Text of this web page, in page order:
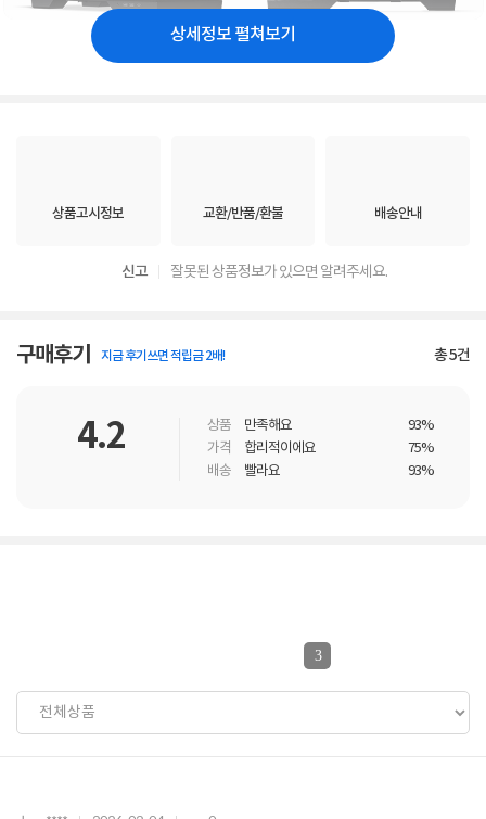
상세정보 펼쳐보기
상품고시정보 교환/반품/환불 배송안내
신고 잘못된 상품정보가 있으면 알려주세요.
구매후기 지금 후기쓰면 적립금 2배! 총5건
4.2 상품 만족해요
93%
가격
합리적이에요
75%
배송
빨라요 93%
3